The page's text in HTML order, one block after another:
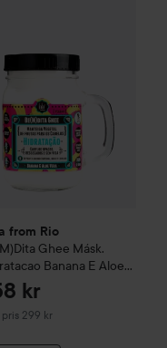
from Rio
Ghee Másk.
Banana E Aloe
350 g
kr
pris 299 kr pris 299 kr